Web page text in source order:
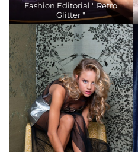
Fashion Editorial " Retro
Glitter "